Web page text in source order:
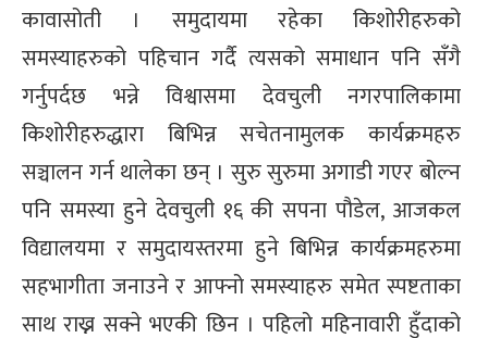
कावासोती । समुदायमा रहेका किशोरीहरुको
समस्याहरुको पहिचान गर्दै त्यसको समाधान पनि सँगै
गर्नुपर्दछ भन्ने विश्वासमा देवचुली नगरपालिकामा
किशोरीहरुद्धारा बिभिन्न सचेतनामुलक कार्यक्रमहरु
सञ्चालन गर्न थालेका छन् । सुरु सुरुमा अगाडी गएर बोल्न
पनि समस्या हुने देवचुली १६ की सपना पौडेल, आजकल
विद्यालयमा र समुदायस्तरमा हुने बिभिन्न कार्यक्रमहरुमा
सहभागीता जनाउने र आफ्नो समस्याहरु समेत स्पष्टताका
साथ राख्न सक्ने भएकी छिन । पहिलो महिनावारी हुँदाको